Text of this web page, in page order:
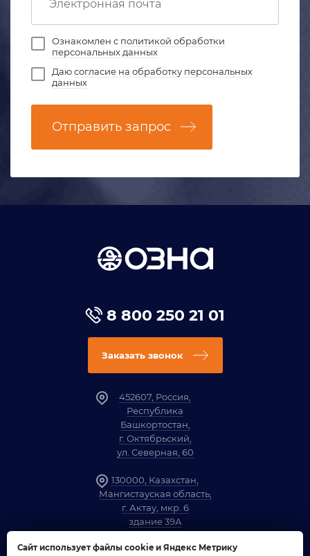
Ознакомлен с политикой обработки
персональных данных
Даюсогласие на обработку персональных
данных
Отправить запрос
8 800 250 21 01
Заказать звонок
452607, Россия,
Республика
Башкортостан,
г. Октябрьский,
ул. Северная, 60
130000, Казахстан,
Мангистауская область,
г. Актау, мкр. 6
здание 39А
Сайт использует файлы cookie и Яндекс Метрику